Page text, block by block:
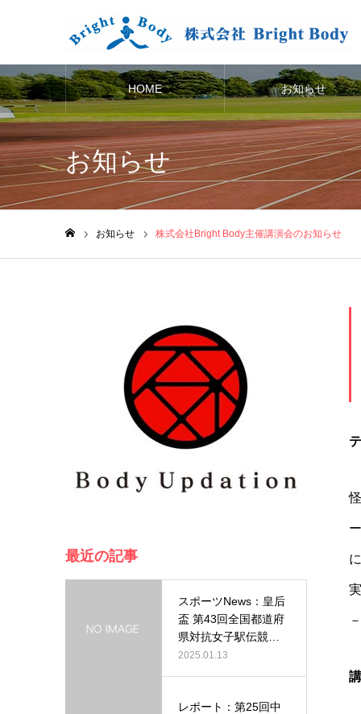
HOME お知らせ
お知らせ
お知らせ 株式会社Bright Body主催講演会のお知らせ
最近の記事
スポーツNews：皇后
盃 第43回全国都道府
県対抗女子駅伝競走
大会…
2025.01.13
レポート：第25回中